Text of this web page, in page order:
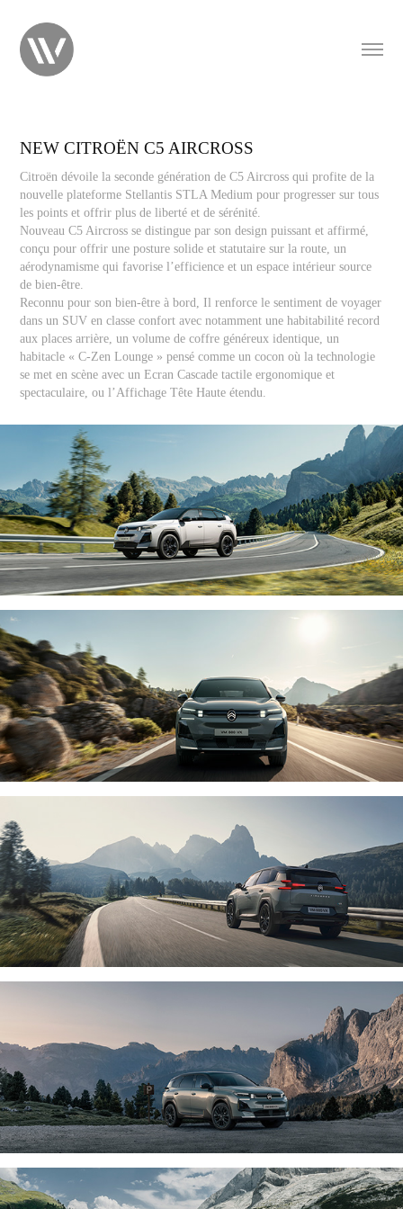
NEW CITROËN C5 AIRCROSS
Citroën dévoile la seconde génération de C5 Aircross qui profite de la
nouvelle plateforme Stellantis STLA Medium pour progresser sur tous
les points et offrir plus de liberté et de sérénité.
Nouveau C5 Aircross se distingue par son design puissant et affirmé,
conçu pour offrir une posture solide et statutaire sur la route, un
aérodynamisme qui favorise l’efficience et un espace intérieur source
de bien-être.
Reconnu pour son bien-être à bord, Il renforce le sentiment de voyager
dans un SUV en classe confort avec notamment une habitabilité record
aux places arrière, un volume de coffre généreux identique, un
habitacle « C-Zen Lounge » pensé comme un cocon où la technologie
se met en scène avec un Ecran Cascade tactile ergonomique et